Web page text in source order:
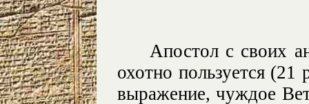
Апостол с своих
охотно пользуется
выражение, чуждое